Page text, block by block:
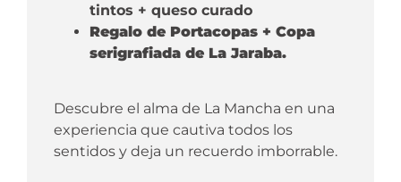
tintos + queso curado
Regalo de Portacopas + Copa
serigrafiada de La Jaraba.
Descubre el alma de La Mancha en una
experiencia que cautiva todos los
sentidos y deja un recuerdo imborrable.